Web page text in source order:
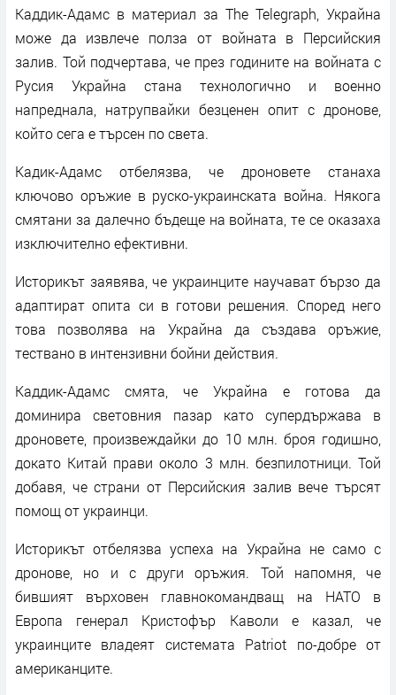
Каддик-Адамс в материал за The Telegraph, Украйна
може да извлече полза от войната в Персийския
залив. Той подчертава, че през годините на войната с
Русия Украйна стана технологично и военно
напреднала, натрупвайки безценен опит с дронове,
който сега е търсен по света.
Кадик-Адамс отбелязва, че дроновете станаха
ключово оръжие в руско-украинската война. Някога
смятани за далечно бъдеще на войната, те се оказаха
изключително ефективни.
Историкът заявява, че украинците научават бързо да
адаптират опита си в готови решения. Според него
това позволява на Украйна да създава оръжие,
тествано в интензивни бойни действия.
Каддик-Адамс смята, че Украйна е готова да
доминира световния пазар като супердържава в
дроновете, произвеждайки до 10 млн. броя годишно,
докато Китай прави около 3 млн. безпилотници. Той
добавя, че страни от Персийския залив вече търсят
помощ от украинци.
Историкът отбелязва успеха на Украйна не само с
дронове, но и с други оръжия. Той напомня, че
бившият върховен главнокомандващ на НАТО в
Европа генерал Кристофър Каволи е казал, че
украинците владеят системата Patriot по-добре от
американците.